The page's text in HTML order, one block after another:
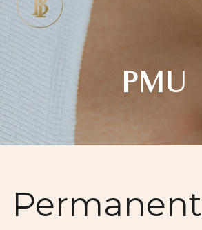
PMU
Permanent